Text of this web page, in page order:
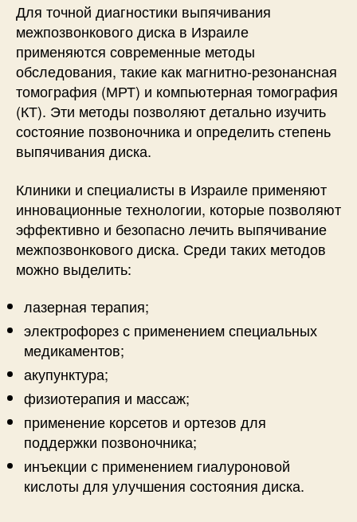
Для точной диагностики выпячивания
межпозвонкового диска в Израиле
применяются современные методы
обследования, такие как магнитно-резонансная
томография (МРТ) и компьютерная томография
(КТ). Эти методы позволяют детально изучить
состояние позвоночника и определить степень
выпячивания диска.
Клиники и специалисты в Израиле применяют
инновационные технологии, которые позволяют
эффективно и безопасно лечить выпячивание
межпозвонкового диска. Среди таких методов
можно выделить:
лазерная терапия;
электрофорез с применением специальных
медикаментов;
акупунктура;
физиотерапия и массаж;
применение корсетов и ортезов для
поддержки позвоночника;
инъекции с применением гиалуроновой
кислоты для улучшения состояния диска.